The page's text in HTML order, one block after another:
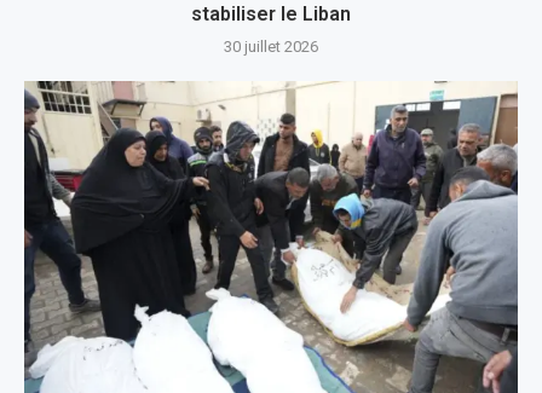
stabiliser le Liban
30 juillet 2026